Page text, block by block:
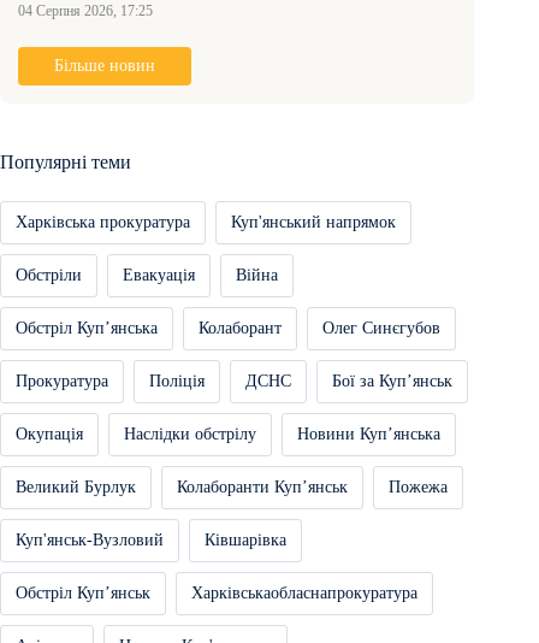
04 Серпня 2026, 17:25
Більше новин
Популярні теми
Харківська прокуратура Куп'янський напрямок
Обстріли Евакуація Війна
Обстріл Купʼянська Колаборант Олег Синєгубов
Прокуратура Поліція ДСНС Бої за Купʼянськ
Окупація Наслідки обстрілу Новини Купʼянська
Великий Бурлук Колаборанти Купʼянськ Пожежа
Куп'янськ-Вузловий Ківшарівка
Обстріл Купʼянськ Харківськаобласнапрокуратура